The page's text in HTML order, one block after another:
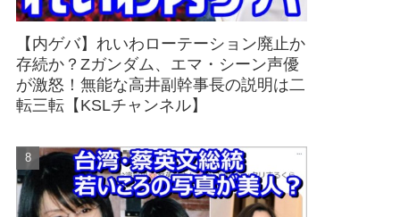
【内ゲバ】れいわローテーション廃止か
存続か？Zガンダム、エマ・シーン声優
が激怒！無能な高井副幹事長の説明は二
転三転【KSLチャンネル】